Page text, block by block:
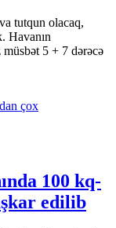
tutqun olacaq,
Havanın
5 + 7 dərəcə
100 kq-
edilib